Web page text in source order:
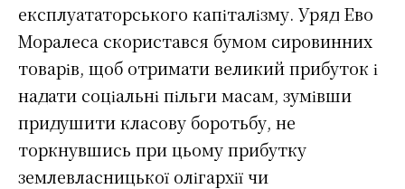
експлуататорського капіталізму. Уряд Ево
Моралеса скористався бумом сировинних
товарів, щоб отримати великий прибуток і
надати соціальні пільги масам, зумівши
придушити класову боротьбу, не
торкнувшись при цьому прибутку
землевласницької олігархії чи